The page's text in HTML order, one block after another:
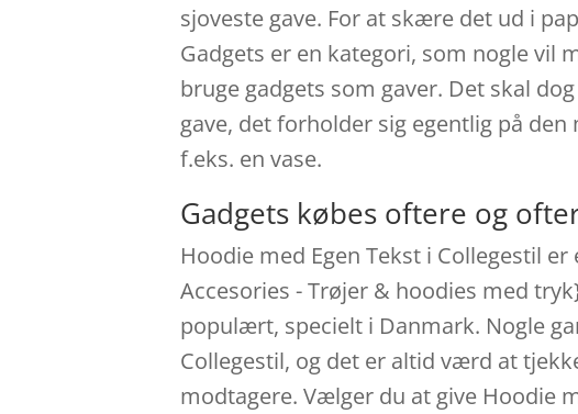
sjoveste gave. For at skære det ud i
Gadgets er en kategori, som nogle vil
bruge gadgets som gaver. Det skal
gave, det forholder sig egentlig på
f.eks. en vase.
Gadgets købes oftere og
Hoodie med Egen Tekst i Collegestil
Accesories - Trøjer & hoodies med
populært, specielt i Danmark. Nogle
Collegestil, og det er altid værd at
modtagere. Vælger du at give Hoodie